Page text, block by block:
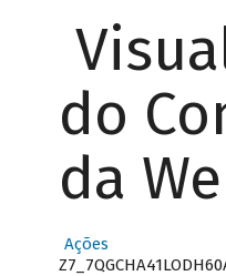
do
da
Ações